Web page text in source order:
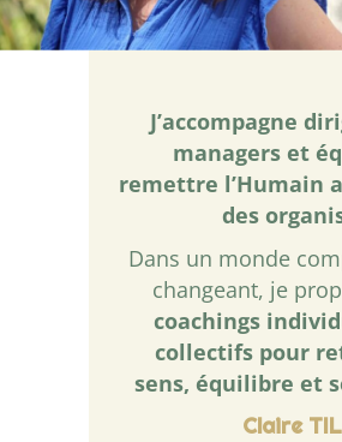
J’accompagne
managers et
remettre l’Humain
des
Dans un monde
changeant, je
coachings
collectifs pour
sens, équilibre et
Claire